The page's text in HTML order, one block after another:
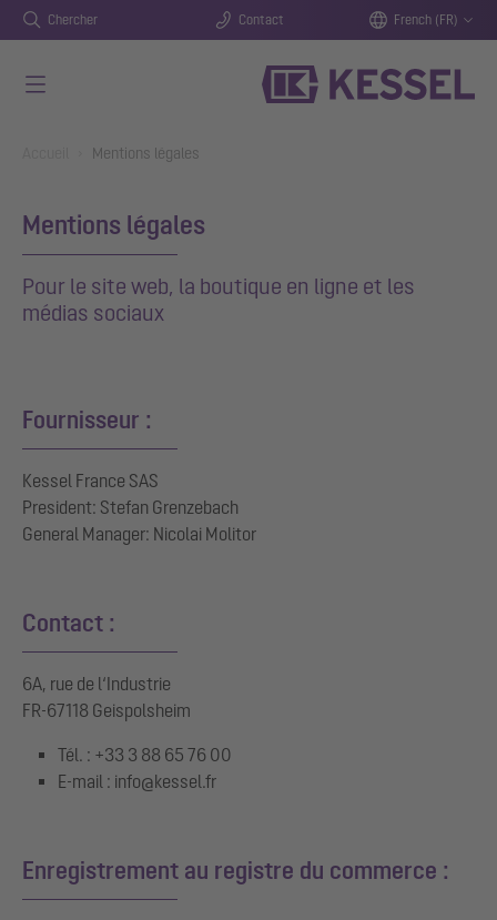
Chercher Contact French (FR)
Mentions légales
Mentions légales
Pour le site web, la boutique en ligne et les
médias sociaux
Fournisseur :
Kessel France SAS
President: Stefan Grenzebach
General Manager: Nicolai Molitor
Contact :
6A, rue de l‘Industrie
FR-67118 Geispolsheim
Tél. : +33 3 88 65 76 00
E-mail : info@kessel.fr
Enregistrement au registre du commerce :